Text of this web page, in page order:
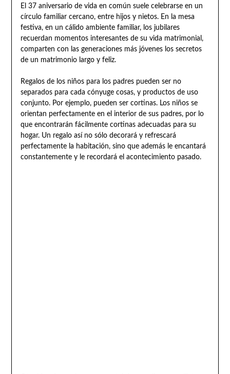
El 37 aniversario de vida en común suele celebrarse en un
círculo familiar cercano, entre hijos y nietos. En la mesa
festiva, en un cálido ambiente familiar, los jubilares
recuerdan momentos interesantes de su vida matrimonial,
comparten con las generaciones más jóvenes los secretos
de un matrimonio largo y feliz.
Regalos de los niños para los padres pueden ser no
separados para cada cónyuge cosas, y productos de uso
conjunto. Por ejemplo, pueden ser cortinas. Los niños se
orientan perfectamente en el interior de sus padres, por lo
que encontrarán fácilmente cortinas adecuadas para su
hogar. Un regalo así no sólo decorará y refrescará
perfectamente la habitación, sino que además le encantará
constantemente y le recordará el acontecimiento pasado.